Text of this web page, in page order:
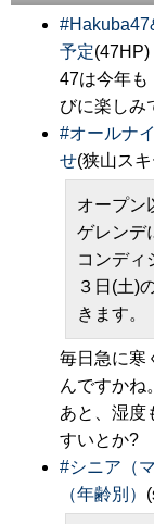
#
予定(47HP)
47は今年も
びに楽しみ
#オールナ
せ(狭山ス
オープン
ゲレンデ
コンディ
３日(土)
きます。
毎日急に寒
んですかね。
あと、湿度
すいとか?
#シニア（
（年齢別）